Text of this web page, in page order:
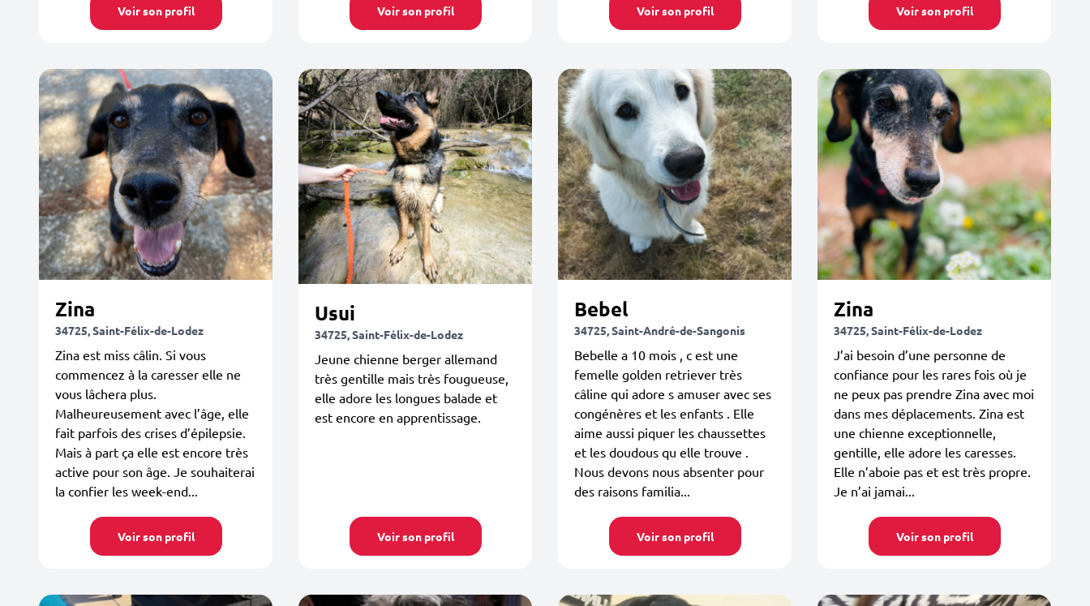
Voir son profil Voir son profil Voir son profil Voir son profil
Zina
34725, Saint-Félix-de-Lodez
Zina est miss câlin. Si vous
commencez à la caresser elle ne
vous lâchera plus.
Malheureusement avec l’âge, elle
fait parfois des crises d’épilepsie.
Mais à part ça elle est encore très
active pour son âge. Je souhaiterai
la confier les week-end...
Voir son profil
Usui
34725, Saint-Félix-de-Lodez
Jeune chienne berger allemand
très gentille mais très fougueuse,
elle adore les longues balade et
est encore en apprentissage.
Voir son profil
Bebel
34725, Saint-André-de-Sangonis
Bebelle a 10 mois , c est une
femelle golden retriever très
câline qui adore s amuser avec ses
congénères et les enfants . Elle
aime aussi piquer les chaussettes
et les doudous qu elle trouve .
Nous devons nous absenter pour
des raisons familia...
Voir son profil
Zina
34725, Saint-Félix-de-Lodez
J’ai besoin d’une personne de
confiance pour les rares fois où je
ne peux pas prendre Zina avec moi
dans mes déplacements. Zina est
une chienne exceptionnelle,
gentille, elle adore les caresses.
Elle n’aboie pas et est très propre.
Je n’ai jamai...
Voir son profil